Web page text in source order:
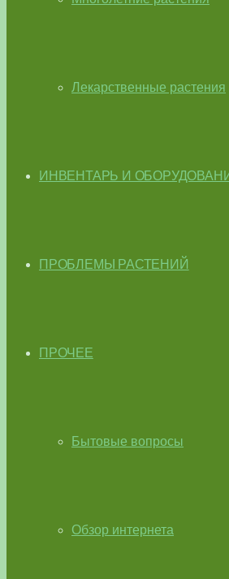
Лекарственные растения
ИНВЕНТАРЬ И
ПРОБЛЕМЫ РАСТЕНИЙ
ПРОЧЕЕ
Бытовые вопросы
Обзор интернета